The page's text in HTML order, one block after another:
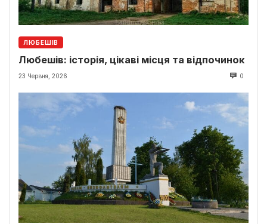
ЛЮБЕШІВ
Любешів: історія, цікаві місця та відпочинок
23 Червня, 2026 0